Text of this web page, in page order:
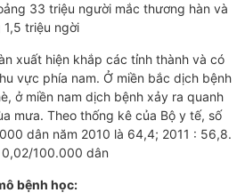
33 triệu ngư­ời mắc th­­ương hàn và
triệu ng­­ời
xuất hiện khắp các tỉnh thành và có
vực phía nam. Ở miền bắc dịch bệnh
ở miền nam dịch bệnh xảy ra quanh
mư­­a. Theo thống kê của Bộ y tế, số
dân năm 2010 là 64,4; 2011 : 56,8.
100.000 dân
bệnh học: